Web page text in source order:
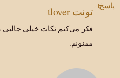
تونت tlover
فکر می‌کنم نکات خیلی جالبی
ممنونم.
پاسخ